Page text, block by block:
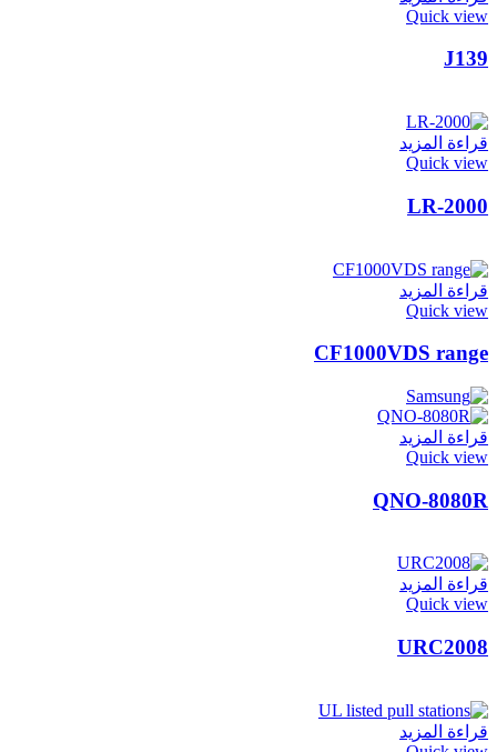
Quick view
J139
قراءة المزيد
Quick view
LR-2000
قراءة المزيد
Quick view
CF1000VDS range
قراءة المزيد
Quick view
QNO-8080R
قراءة المزيد
Quick view
URC2008
قراءة المزيد